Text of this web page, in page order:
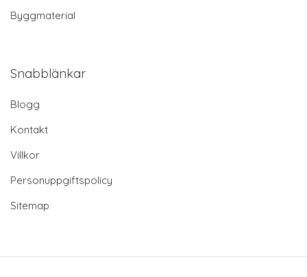
Byggmaterial
Snabblänkar
Blogg
Kontakt
Villkor
Personuppgiftspolicy
Sitemap